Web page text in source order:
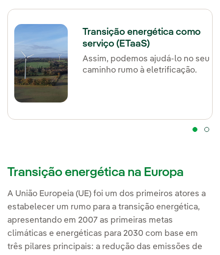
Transição energética como
serviço (ETaaS)
Assim, podemos ajudá-lo no seu
caminho rumo à eletrificação.
Transição energética na Europa
A União Europeia (UE) foi um dos primeiros atores a
estabelecer um rumo para a transição energética,
apresentando em 2007 as primeiras metas
climáticas e energéticas para 2030 com base em
três pilares principais: a redução das emissões de